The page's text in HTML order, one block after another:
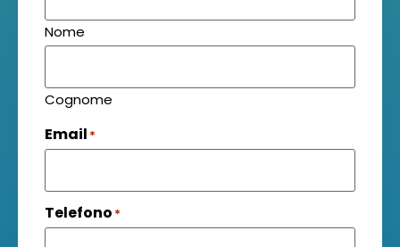
Nome
Cognome
Email *
Telefono *